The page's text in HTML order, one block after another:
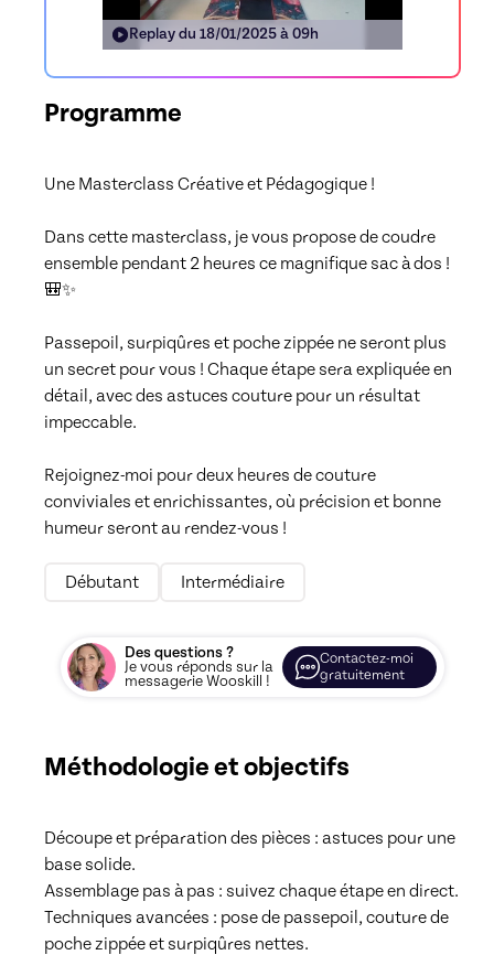
Replay du 18/01/2025 à 09h
Programme
Une Masterclass Créative et Pédagogique !
Dans cette masterclass, je vous propose de coudre
ensemble pendant 2 heures ce magnifique sac à dos !
🎒✨
Passepoil, surpiqûres et poche zippée ne seront plus
un secret pour vous ! Chaque étape sera expliquée en
détail, avec des astuces couture pour un résultat
impeccable.
Rejoignez-moi pour deux heures de couture
conviviales et enrichissantes, où précision et bonne
humeur seront au rendez-vous !
Débutant Intermédiaire
Des questions ?
Je vous réponds sur la
messagerie Wooskill !
Contactez-moi
gratuitement
Méthodologie et objectifs
Découpe et préparation des pièces : astuces pour une
base solide.
Assemblage pas à pas : suivez chaque étape en direct.
Techniques avancées : pose de passepoil, couture de
poche zippée et surpiqûres nettes.